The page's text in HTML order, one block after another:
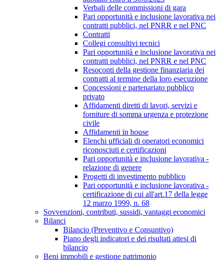
Verbali delle commissioni di gara
Pari opportunità e inclusione lavorativa nei
contratti pubblici, nel PNRR e nel PNC
Contratti
Collegi consultivi tecnici
Pari opportunità e inclusione lavorativa nei
contratti pubblici, nel PNRR e nel PNC
Resoconti della gestione finanziaria dei
contratti al termine della loro esecuzione
Concessioni e partenariato pubblico
privato
Affidamenti diretti di lavori, servizi e
forniture di somma urgenza e protezione
civile
Affidamenti in house
Elenchi ufficiali di operatori economici
riconosciuti e certificazioni
Pari opportunità e inclusione lavorativa -
relazione di genere
Progetti di investimento pubblico
Pari opportunità e inclusione lavorativa -
certificazione di cui all'art.17 della legge
12 marzo 1999, n. 68
Sovvenzioni, contributi, sussidi, vantaggi economici
Bilanci
Bilancio (Preventivo e Consuntivo)
Piano degli indicatori e dei risultati attesi di
bilancio
Beni immobili e gestione patrimonio